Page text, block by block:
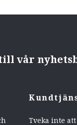
vår
Tveka inte